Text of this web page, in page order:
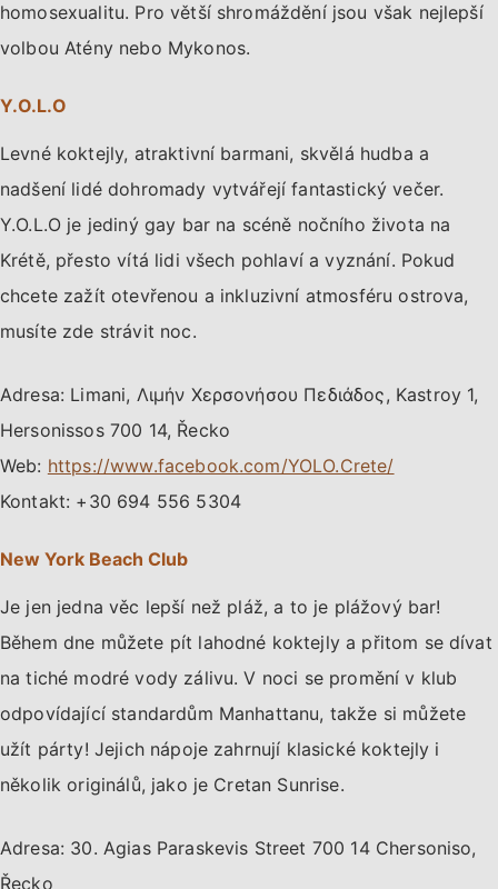
homosexualitu. Pro větší shromáždění jsou však nejlepší
volbou Atény nebo Mykonos.
Y.O.L.O
Levné koktejly, atraktivní barmani, skvělá hudba a
nadšení lidé dohromady vytvářejí fantastický večer.
Y.O.L.O je jediný gay bar na scéně nočního života na
Krétě, přesto vítá lidi všech pohlaví a vyznání. Pokud
chcete zažít otevřenou a inkluzivní atmosféru ostrova,
musíte zde strávit noc.
Adresa: Limani, Λιμήν Χερσονήσου Πεδιάδος, Kastroy 1,
Hersonissos 700 14, Řecko
Web: https://www.facebook.com/YOLO.Crete/
Kontakt: +30 694 556 5304
New York Beach Club
Je jen jedna věc lepší než pláž, a to je plážový bar!
Během dne můžete pít lahodné koktejly a přitom se dívat
na tiché modré vody zálivu. V noci se promění v klub
odpovídající standardům Manhattanu, takže si můžete
užít párty! Jejich nápoje zahrnují klasické koktejly i
několik originálů, jako je Cretan Sunrise.
Adresa: 30. Agias Paraskevis Street 700 14 Chersoniso,
Řecko